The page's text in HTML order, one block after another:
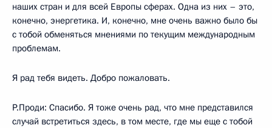
наших стран и для всей Европы сферах. Одна из них – это,
конечно, энергетика. И, конечно, мне очень важно было бы
с тобой обменяться мнениями по текущим международным
проблемам.
Я рад тебя видеть. Добро пожаловать.
Р.Проди: Спасибо. Я тоже очень рад, что мне представился
случай встретиться здесь, в том месте, где мы еще с тобой